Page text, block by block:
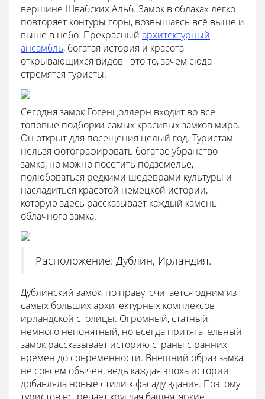
вершине Швабских Альб. Замок в облаках легко
повторяет контуры горы, возвышаясь всё выше и
выше в небо. Прекрасный архитектурный
ансамбль, богатая история и красота
открывающихся видов - это то, зачем сюда
стремятся туристы.
Сегодня замок Гогенцоллерн входит во все
топовые подборки самых красивых замков мира.
Он открыт для посещения целый год. Туристам
нельзя фотографировать богатое убранство
замка, но можно посетить подземелье,
полюбоваться редкими шедеврами культуры и
насладиться красотой немецкой истории,
которую здесь рассказывает каждый камень
облачного замка.
Расположение: Дублин, Ирландия.
Дублинский замок, по праву, считается одним из
самых больших архитектурных комплексов
ирландской столицы. Огромный, статный,
немного непонятный, но всегда притягательный
замок рассказывает историю страны с ранних
времён до современности. Внешний образ замка
не совсем обычен, ведь каждая эпоха истории
добавляла новые стили к фасаду здания. Поэтому